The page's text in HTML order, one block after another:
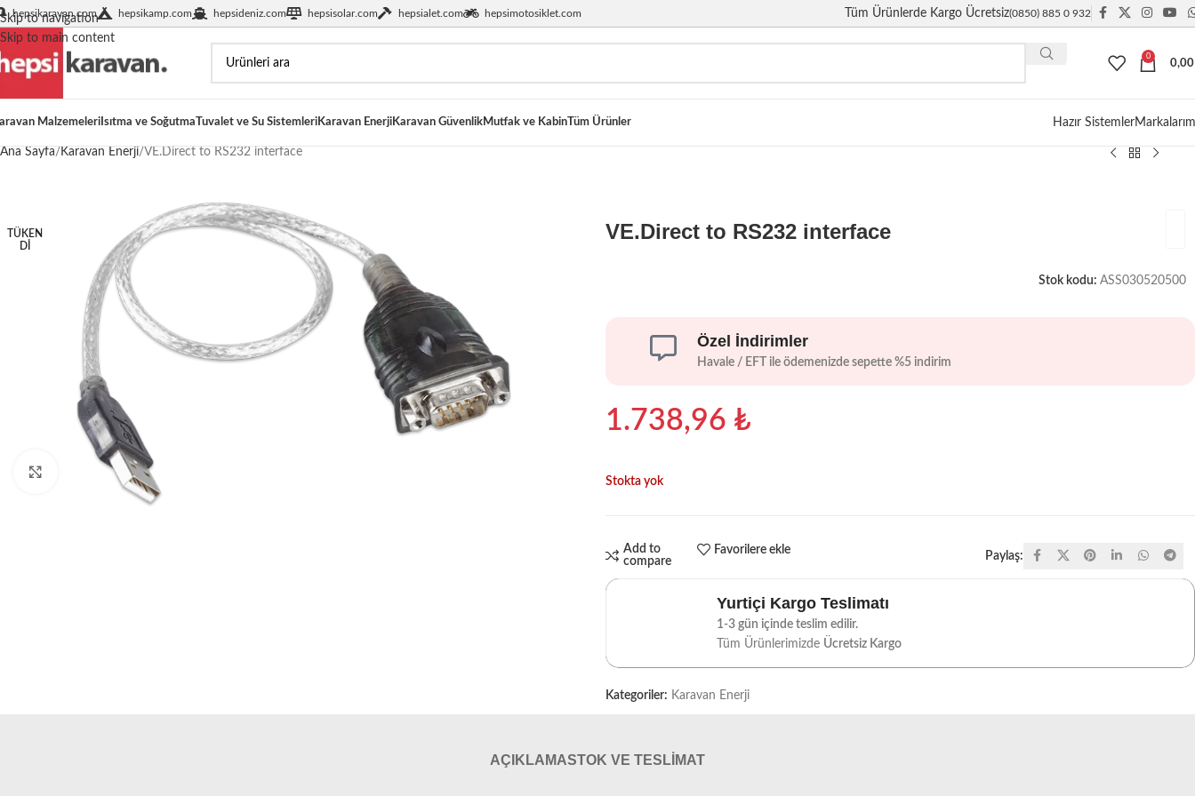
Skip to navigation
Skip to main content
hepsikaravan.com hepsikamp.com hepsideniz.com hepsisolar.com hepsialet.com hepsimotosiklet.com Tüm Ürünlerde Kargo Ücretsiz(0850) 885 0 932
0
Malzemeleri Isıtma ve SoğutmaTuvalet ve Su SistemleriKaravan EnerjiKaravan GüvenlikMutfak ve KabinTüm Ürünler Hazır Sistemler
Ana Sayfa Karavan Enerji VE.Direct to RS232 interface
TÜKEN
DI
Büyütmek için tıklayın
VE.Direct to RS232 interface
Stok kodu: ASS030520500
Özel İndirimler
Havale / EFT ile ödemenizde sepette %5 indirim
1.738,96 ₺
Stokta yok
Add to
compare
Favorilere ekle
Paylaş:
Yurtiçi Kargo Teslimatı
1-3 gün içinde teslim edilir.
Tüm Ürünlerimizde Ücretsiz Kargo
Kategoriler: Karavan Enerji
AÇIKLAMASTOK VE TESLIMAT